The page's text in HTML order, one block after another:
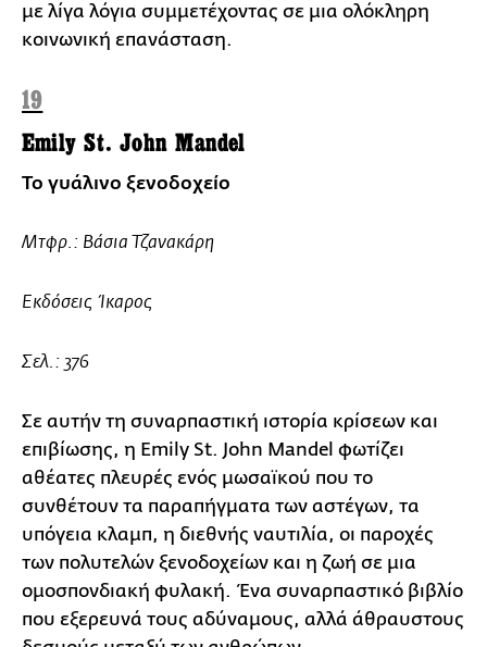
με λίγα λόγια συμμετέχοντας σε μια ολόκληρη
κοινωνική επανάσταση.
19
Emily St. John Mandel
Το γυάλινο ξενοδοχείο
Μτφρ.: Βάσια Τζανακάρη
Εκδόσεις Ίκαρος
Σελ.: 376
Σε αυτήν τη συναρπαστική ιστορία κρίσεων και
επιβίωσης, η Emily St. John Mandel φωτίζει
αθέατες πλευρές ενός μωσαϊκού που το
συνθέτουν τα παραπήγματα των αστέγων, τα
υπόγεια κλαμπ, η διεθνής ναυτιλία, οι παροχές
των πολυτελών ξενοδοχείων και η ζωή σε μια
ομοσπονδιακή φυλακή. Ένα συναρπαστικό βιβλίο
που εξερευνά τους αδύναμους, αλλά άθραυστους